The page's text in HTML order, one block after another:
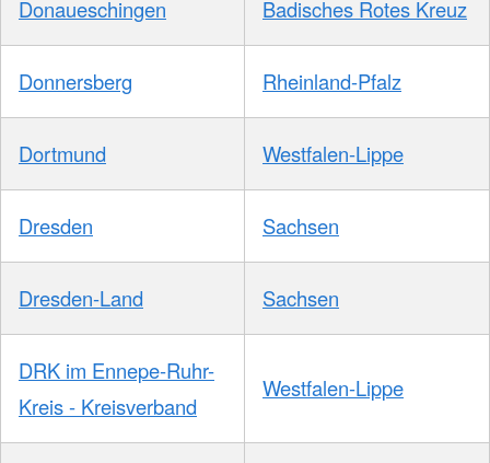
Donaueschingen Badisches Rotes Kreuz
Donnersberg Rheinland-Pfalz
Dortmund Westfalen-Lippe
Dresden Sachsen
Dresden-Land Sachsen
DRK im Ennepe-Ruhr-
Kreis - Kreisverband
Westfalen-Lippe